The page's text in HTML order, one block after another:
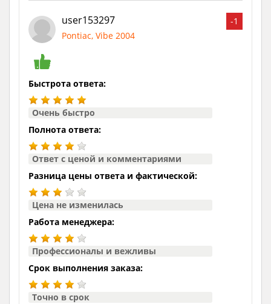
-1
user153297
Pontiac, Vibe 2004
Быстрота ответа:
Очень быстро
Полнота ответа:
Ответ с ценой и комментариями
Разница цены ответа и фактической:
Цена не изменилась
Работа менеджера:
Профессионалы и вежливы
Срок выполнения заказа:
Точно в срок